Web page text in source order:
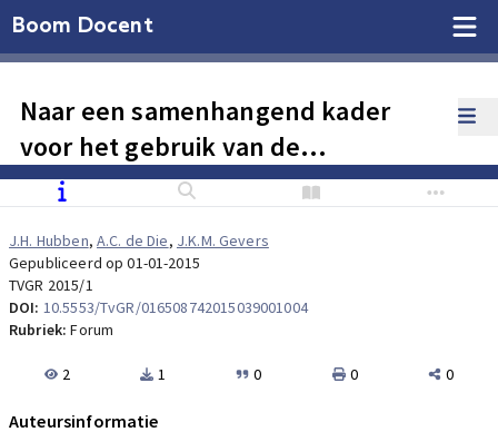
Boom Docent
Naar een samenhangend kader
voor het gebruik van de
bevoegdheid tot inzage van
patiëntendossiers door de IGZ
J.H. Hubben, A.C. de Die, J.K.M. Gevers
Gepubliceerd op 01-01-2015
TVGR 2015/1
DOI: 10.5553/TvGR/016508742015039001004
Rubriek:Forum
2 1 0 0 0
Auteursinformatie